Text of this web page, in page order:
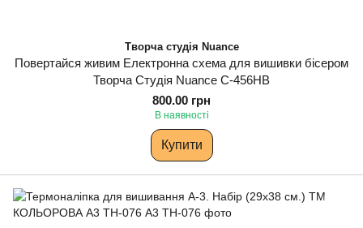
Творча студія Nuance
Повертайся живим Електронна схема для вишивки бісером
Творча Студія Nuance С-456НВ
800.00 грн
В наявності
Купити